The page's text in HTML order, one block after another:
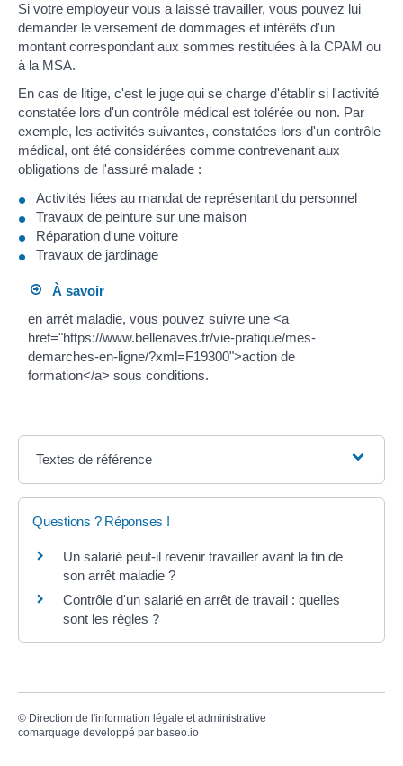
Si votre employeur vous a laissé travailler, vous pouvez lui
demander le versement de dommages et intérêts d'un
montant correspondant aux sommes restituées à la CPAM ou
à la MSA.
En cas de litige, c'est le juge qui se charge d'établir si l'activité
constatée lors d'un contrôle médical est tolérée ou non. Par
exemple, les activités suivantes, constatées lors d'un contrôle
médical, ont été considérées comme contrevenant aux
obligations de l'assuré malade :
Activités liées au mandat de représentant du personnel
Travaux de peinture sur une maison
Réparation d'une voiture
Travaux de jardinage
À savoir
en arrêt maladie, vous pouvez suivre une <a
href="https://www.bellenaves.fr/vie-pratique/mes-
demarches-en-ligne/?xml=F19300">action de
formation</a> sous conditions.
Textes de référence
Questions ? Réponses !
Un salarié peut-il revenir travailler avant la fin de
son arrêt maladie ?
Contrôle d'un salarié en arrêt de travail : quelles
sont les règles ?
© Direction de l'information légale et administrative
comarquage developpé par baseo.io